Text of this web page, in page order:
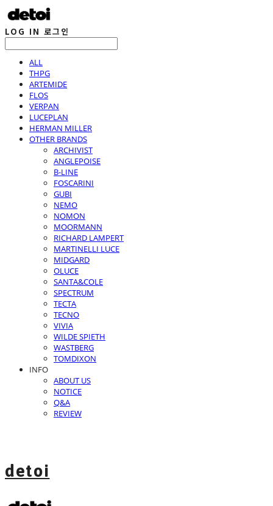
LOG IN 로그인
ALL
THPG
ARTEMIDE
FLOS
VERPAN
LUCEPLAN
HERMAN MILLER
OTHER BRANDS
ARCHIVIST
ANGLEPOISE
B-LINE
FOSCARINI
GUBI
NEMO
NOMON
MOORMANN
RICHARD LAMPERT
MARTINELLI LUCE
MIDGARD
OLUCE
SANTA&COLE
SPECTRUM
TECTA
TECNO
VIVIA
WILDE SPIETH
WASTBERG
TOMDIXON
INFO
ABOUT US
NOTICE
Q&A
REVIEW
detoi